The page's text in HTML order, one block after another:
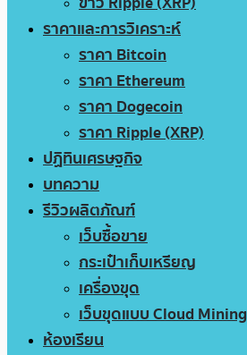
ราคาและการวิเคราะห์
ราคา Bitcoin
ราคา Ethereum
ราคา Dogecoin
ราคา Ripple (XRP)
ปฏิทินเศรษฐกิจ
บทความ
รีวิวผลิตภัณฑ์
เว็บซื้อขาย
กระเป๋าเก็บเหรียญ
เครื่องขุด
เว็บขุดแบบ Cloud Mining
ห้องเรียน